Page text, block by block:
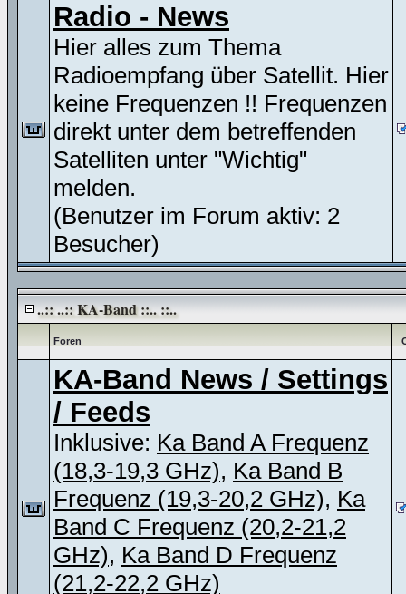
Radio - News
Hier alles zum Thema
Radioempfang über Satellit. Hier
keine Frequenzen !! Frequenzen
direkt unter dem betreffenden
Satelliten unter "Wichtig"
melden.
(Benutzer im Forum aktiv: 2
Besucher)
..:: ..:: KA-Band ::.. ::..
Foren
KA-Band News / Settings
/ Feeds
Inklusive: Ka Band A Frequenz
(18,3-19,3 GHz), Ka Band B
Frequenz (19,3-20,2 GHz), Ka
Band C Frequenz (20,2-21,2
GHz), Ka Band D Frequenz
(21,2-22,2 GHz)